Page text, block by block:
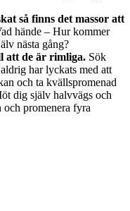
så finns det massor att
hände – Hur kommer
nästa gång?
att de är rimliga. Sök
har lyckats med att
och ta kvällspromenad
dig själv halvvägs och
och promenera fyra